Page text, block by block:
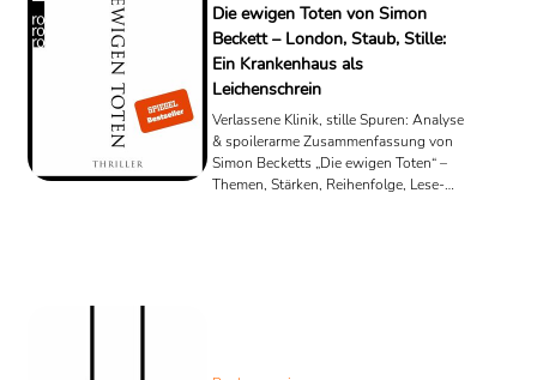
Die ewigen Toten von Simon
Beckett – London, Staub, Stille:
Ein Krankenhaus als
Leichenschrein
Verlassene Klinik, stille Spuren: Analyse
& spoilerarme Zusammenfassung von
Simon Becketts „Die ewigen Toten“ –
Themen, Stärken, Reihenfolge, Lese-